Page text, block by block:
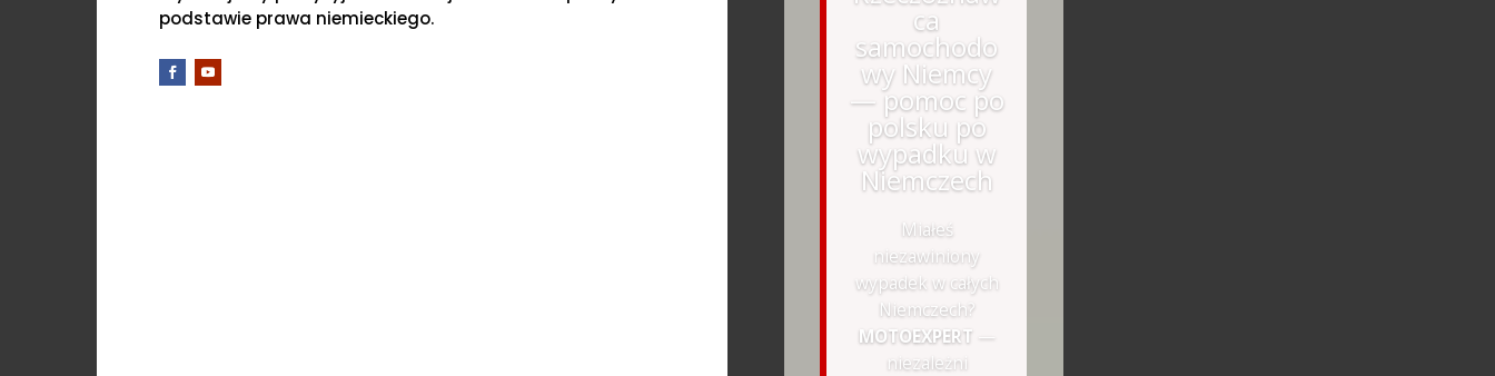
podstawie prawa niemieckiego.
ca
samochodo
wy Niemcy
— pomoc po
polsku po
wypadku w
Niemczech
Miałeś
niezawiniony
wypadek w całych
Niemczech?
MOTOEXPERT —
niezależni